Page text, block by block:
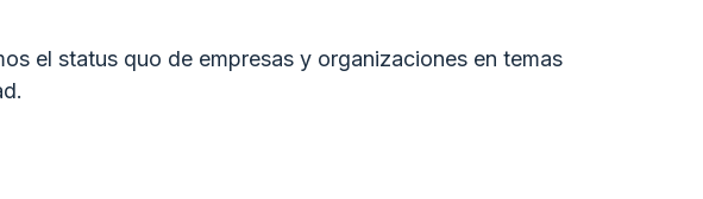
el status quo de empresas y organizaciones en temas